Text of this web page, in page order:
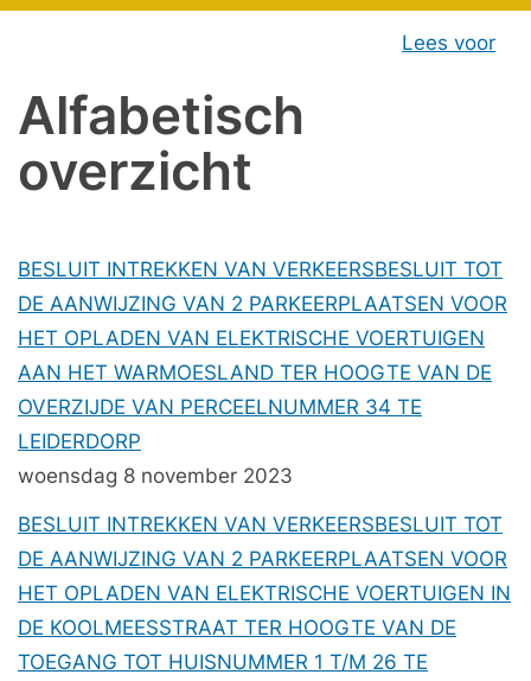
Lees voor
Alfabetisch
overzicht
BESLUIT INTREKKEN VAN VERKEERSBESLUIT TOT
DE AANWIJZING VAN 2 PARKEERPLAATSEN VOOR
HET OPLADEN VAN ELEKTRISCHE VOERTUIGEN
AAN HET WARMOESLAND TER HOOGTE VAN DE
OVERZIJDE VAN PERCEELNUMMER 34 TE
LEIDERDORP
woensdag 8 november 2023
BESLUIT INTREKKEN VAN VERKEERSBESLUIT TOT
DE AANWIJZING VAN 2 PARKEERPLAATSEN VOOR
HET OPLADEN VAN ELEKTRISCHE VOERTUIGEN IN
DE KOOLMEESSTRAAT TER HOOGTE VAN DE
TOEGANG TOT HUISNUMMER 1 T/M 26 TE